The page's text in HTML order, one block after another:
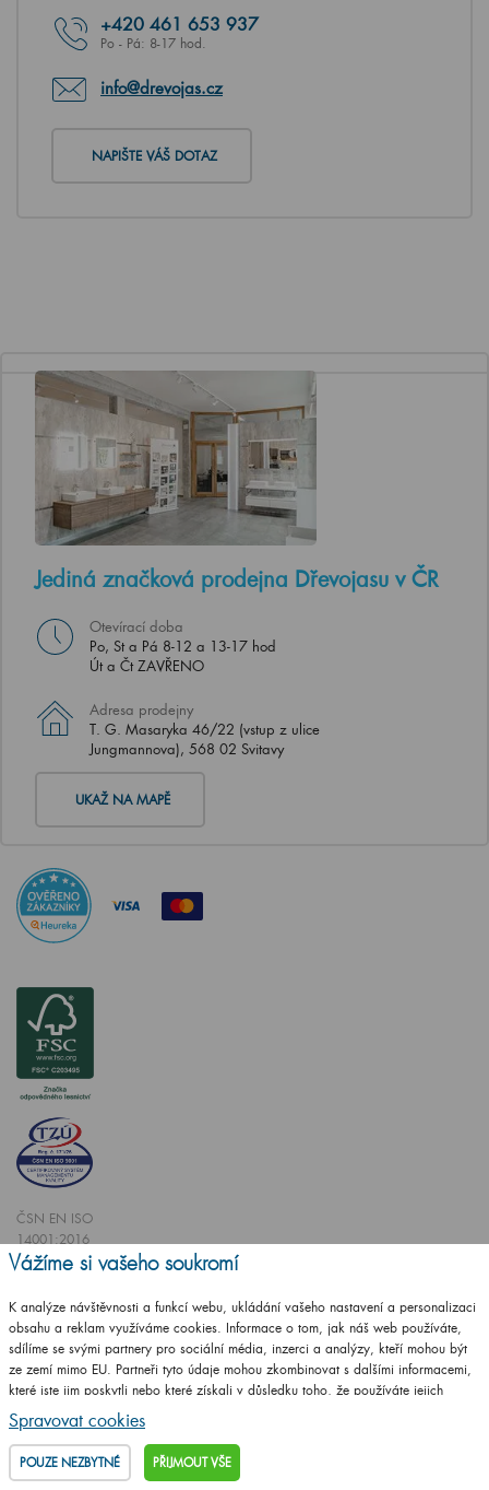
+420 461 653 937
Po - Pá: 8-17 hod.
info@drevojas.cz
NAPIŠTE VÁŠ DOTAZ
Jediná značková prodejna Dřevojasu v ČR
Otevírací doba
Po, St a Pá 8-12 a 13-17 hod
Út a Čt ZAVŘENO
Adresa prodejny
T. G. Masaryka 46/22 (vstup z ulice
Jungmannova), 568 02 Svitavy
UKAŽ NA MAPĚ
ČSN EN ISO
14001:2016
ČSN EN ISO
Vytvořilo studioCZECHGROUP.cz
© 2009 - 2025 Koupelnový nábytek Dřevojas v. d.,
Vážíme si vašeho soukromí
K analýze návštěvnosti a funkcí webu, ukládání vašeho nastavení a personalizaci
obsahu a reklam využíváme cookies. Informace o tom, jak náš web používáte,
sdílíme se svými partnery pro sociální média, inzerci a analýzy, kteří mohou být
ze zemí mimo EU. Partneři tyto údaje mohou zkombinovat s dalšími informacemi,
které jste jim poskytli nebo které získali v důsledku toho, že používáte jejich
služby.
Podrobné informace
Spravovat cookies
POUZE NEZBYTNÉ PŘIJMOUT VŠE